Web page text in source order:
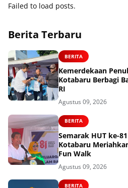
Failed to load posts.
Berita Terbaru
BERITA
Kemerdekaan
Kotabaru Berbagi
RI
Agustus 09, 2026
BERITA
Semarak HUT ke-
Kotabaru
Fun Walk
Agustus 09, 2026
BERITA